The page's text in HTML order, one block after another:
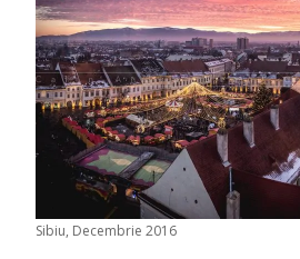
Sibiu, Decembrie 2016